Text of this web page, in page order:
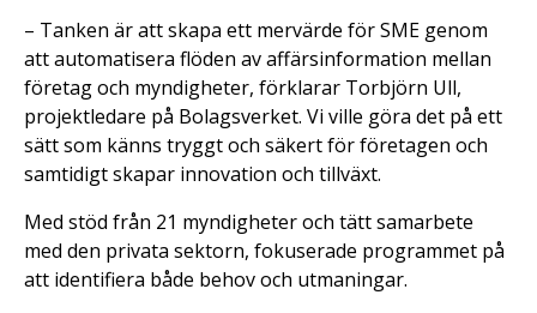
– Tanken är att skapa ett mervärde för SME genom
att automatisera flöden av affärsinformation mellan
företag och myndigheter, förklarar Torbjörn Ull,
projektledare på Bolagsverket. Vi ville göra det på ett
sätt som känns tryggt och säkert för företagen och
samtidigt skapar innovation och tillväxt.
Med stöd från 21 myndigheter och tätt samarbete
med den privata sektorn, fokuserade programmet på
att identifiera både behov och utmaningar.